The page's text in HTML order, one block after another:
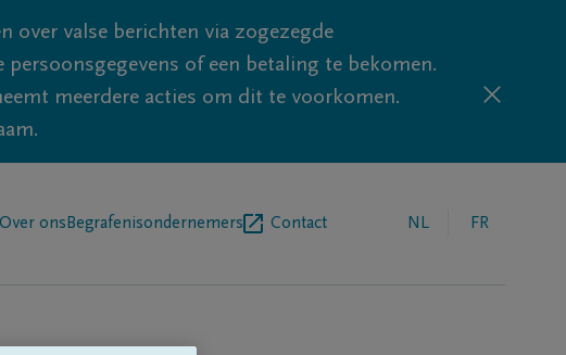
over valse berichten via zogezegde
of een betaling te bekomen.
meerdere acties om dit te voorkomen.
Over ons Begrafenisondernemers Contact NL FR